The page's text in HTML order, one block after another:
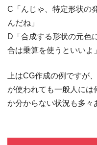
C「んじゃ、特定形状の
んだね」
D「合成する形状の元色
合は乗算を使うといいよ」
上はCG作成の例ですが
が使われても一般人に
か分からない状況も多々